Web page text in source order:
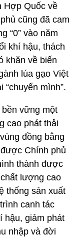
Hợp Quốc về
cũng đã cam
“0” vào năm
khí hậu, thách
khăn về biến
lúa gạo Việt
mình”.
vững một
cao phát thải
đồng bằng
Chính phủ
thành được
lượng cao
thống sản xuất
canh tác
hậu, giảm phát
nhập và đời